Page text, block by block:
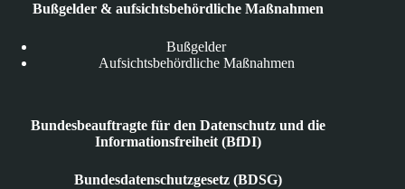
Bußgelder & aufsichtsbehördliche Maßnahmen
Bußgelder
Aufsichtsbehördliche Maßnahmen
Bundesbeauftragte für den Datenschutz und die
Informationsfreiheit (BfDI)
Bundesdatenschutzgesetz (BDSG)